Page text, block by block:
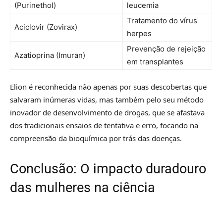
(Purinethol)
leucemia
Aciclovir (Zovirax)
Tratamento do vírus
herpes
Azatioprina (Imuran)
Prevenção de rejeição
em transplantes
Elion é reconhecida não apenas por suas descobertas que
salvaram inúmeras vidas, mas também pelo seu método
inovador de desenvolvimento de drogas, que se afastava
dos tradicionais ensaios de tentativa e erro, focando na
compreensão da bioquímica por trás das doenças.
Conclusão: O impacto duradouro
das mulheres na ciência